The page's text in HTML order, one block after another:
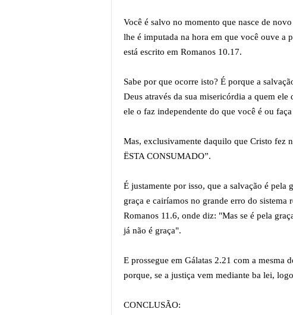
Você é salvo no momento que nasce de
lhe é imputada na hora em que você ouve a
está escrito em Romanos 10.17.
Sabe por que ocorre isto? É porque a
Deus através da sua misericórdia a quem
ele o faz independente do que você é ou
Mas, exclusivamente daquilo que Cristo fez
ËSTA CONSUMADO”.
É justamente por isso, que a salvação é pela
graça e cairíamos no grande erro do
Romanos 11.6, onde diz: "Mas se é pela
já não é graça".
E prossegue em Gálatas 2.21 com a mesma
porque, se a justiça vem mediante ba lei,
CONCLUSÃO: